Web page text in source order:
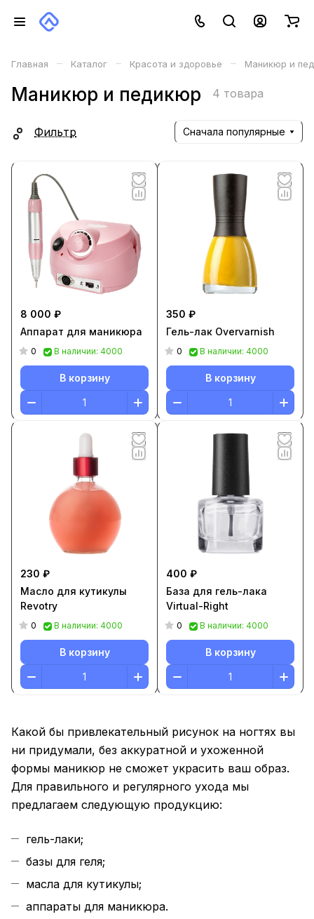
Главная – Каталог – Красота и здоровье – Маникюр и
Маникюр и педикюр 4 товара
Фильтр Сначала популярные
8 000 ₽
Аппарат для маникюра
0 В наличии: 4000
В корзину
350 ₽
Гель-лак Overvarnish
0 В наличии: 4000
В корзину
230 ₽
Масло для кутикулы
Revotry
0 В наличии: 4000
В корзину
400 ₽
База для гель-лака
Virtual-Right
0 В наличии: 4000
В корзину
Какой бы привлекательный рисунок на ногтях вы
ни придумали, без аккуратной и ухоженной
формы маникюр не сможет украсить ваш образ.
Для правильного и регулярного ухода мы
предлагаем следующую продукцию:
гель-лаки;
базы для геля;
масла для кутикулы;
аппараты для маникюра.